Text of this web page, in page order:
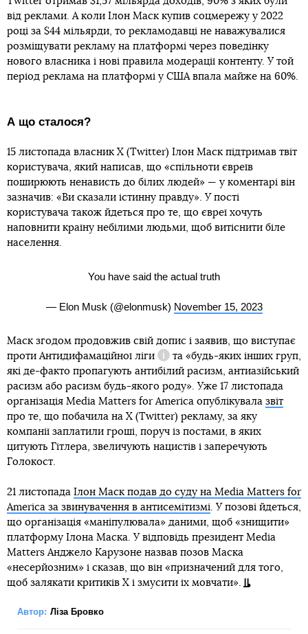
від реклами. А коли Ілон Маск купив соцмережу у 2022
році за $44 мільярди, то рекламодавці не наважувалися
розміщувати рекламу на платформі через поведінку
нового власника і нові правила модерації контенту. У той
період реклама на платформі у США впала майже на 60%.
А що сталося?
15 листопада власник X (Twitter) Ілон Маск підтримав твіт
користувача, який написав, що «спільноти євреїв
поширюють ненависть до білих людей» — у коментарі він
зазначив: «Ви сказали істинну правду». У пості
користувача також йдеться про те, що євреї хочуть
наповнити країну небілими людьми, щоб витіснити біле
населення.
You have said the actual truth
— Elon Musk (@elonmusk) November 15, 2023
Маск згодом продовжив свій допис і заявив, що виступає
проти Антидифамаційної ліги
Довідка
та «будь-яких інших груп,
які де-факто пропагують антибілий расизм, антиазійський
расизм або расизм будь-якого роду». Уже 17 листопада
організація Media Matters for America опублікувала звіт
про те, що побачила на X (Twitter) рекламу, за яку
компанії заплатили гроші, поруч із постами, в яких
цитують Гітлера, звеличують нацистів і заперечують
Голокост.
21 листопада Ілон Маск подав до суду на Media Matters for
America за звинувачення в антисемітизмі . У позові йдеться,
що організація «маніпулювала» даними, щоб «знищити»
платформу Ілона Маска. У відповідь президент Media
Matters Анджело Карузоне назвав позов Маска
«несерйозним» і сказав, що він «призначений для того,
щоб залякати критиків X і змусити їх мовчати».
Автор: Ліза Бровко